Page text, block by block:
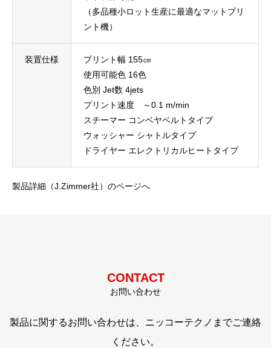
（多品種小ロット生産に最適なマットプリ
ント機）
装置仕様
プリント幅 155㎝
使用可能色 16色
色別 Jet数 4jets
プリント速度 ～0.1 m/min
スチーマー コンベヤベルトタイプ
ウォッシャー シャトルタイプ
ドライヤー エレクトリカルヒートタイプ
製品詳細（J.Zimmer社）のページへ
CONTACT
お問い合わせ
製品に関するお問い合わせは、ニッコーテクノまでご連絡
ください。